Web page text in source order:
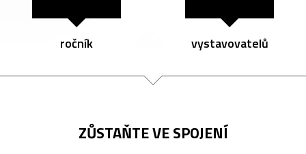
ročník vystavovatelů
ZŮSTAŇTE VE SPOJENÍ